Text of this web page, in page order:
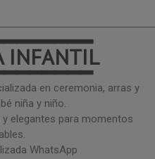
INFANTIL
en ceremonia, arras y
niña y niño.
elegantes para momentos
WhatsApp